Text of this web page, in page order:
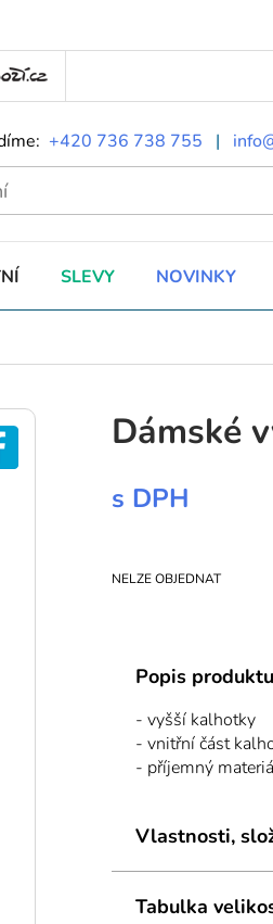
+420 736 738 755 |
SLEVY NOVINKY
Dámské
s DPH
NELZE OBJEDNAT
Popis produktu
- vyšší kalhotky
- vnitřní část
- příjemný
Vlastnosti,
Tabulka